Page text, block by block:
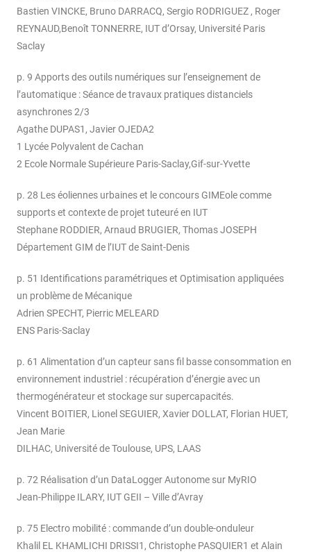
Bastien VINCKE, Bruno DARRACQ, Sergio RODRIGUEZ , Roger
REYNAUD,Benoît TONNERRE, IUT d’Orsay, Université Paris
Saclay
p. 9 Apports des outils numériques sur l’enseignement de
l’automatique : Séance de travaux pratiques distanciels
asynchrones 2/3
Agathe DUPAS1, Javier OJEDA2
1 Lycée Polyvalent de Cachan
2 Ecole Normale Supérieure Paris-Saclay,Gif-sur-Yvette
p. 28 Les éoliennes urbaines et le concours GIMEole comme
supports et contexte de projet tuteuré en IUT
Stephane RODDIER, Arnaud BRUGIER, Thomas JOSEPH
Département GIM de l’IUT de Saint-Denis
p. 51 Identifications paramétriques et Optimisation appliquées
un problème de Mécanique
Adrien SPECHT, Pierric MELEARD
ENS Paris-Saclay
p. 61 Alimentation d’un capteur sans fil basse consommation en
environnement industriel : récupération d’énergie avec un
thermogénérateur et stockage sur supercapacités.
Vincent BOITIER, Lionel SEGUIER, Xavier DOLLAT, Florian HUET,
Jean Marie
DILHAC, Université de Toulouse, UPS, LAAS
p. 72 Réalisation d’un DataLogger Autonome sur MyRIO
Jean-Philippe ILARY, IUT GEII – Ville d’Avray
p. 75 Electro mobilité : commande d’un double-onduleur
Khalil EL KHAMLICHI DRISSI1, Christophe PASQUIER1 et Alain